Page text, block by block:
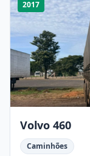
2017
Volvo 460
Caminhões